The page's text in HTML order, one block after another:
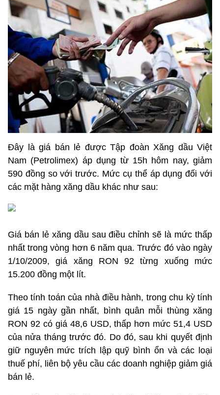
Đây là giá bán lẻ được Tập đoàn Xăng dầu Việt
Nam (Petrolimex) áp dụng từ 15h hôm nay, giảm
590 đồng so với trước. Mức cụ thể áp dụng đối với
các mặt hàng xăng dầu khác như sau:
Giá bán lẻ xăng dầu sau điều chỉnh sẽ là mức thấp
nhất trong vòng hơn 6 năm qua. Trước đó vào ngày
1/10/2009, giá xăng RON 92 từng xuống mức
15.200 đồng một lít.
Theo tính toán của nhà điều hành, trong chu kỳ tính
giá 15 ngày gần nhất, bình quân mỗi thùng xăng
RON 92 có giá 48,6 USD, thấp hơn mức 51,4 USD
của nửa tháng trước đó. Do đó, sau khi quyết định
giữ nguyên mức trích lập quỹ bình ổn và các loại
thuế phí, liên bộ yêu cầu các doanh nghiệp giảm giá
bán lẻ.